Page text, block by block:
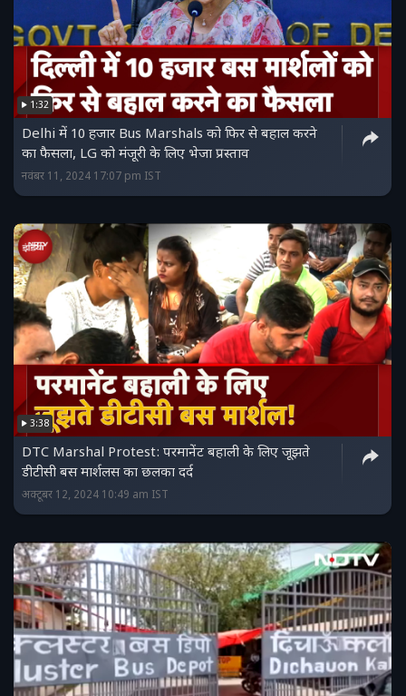
1:32
Delhi में 10 हजार Bus Marshals को फिर से बहाल करने
का फैसला, LG को मंजूरी के लिए भेजा प्रस्ताव
नवंबर 11, 2024 17:07 pm IST
3:38
DTC Marshal Protest: परमानेंट बहाली के लिए जूझते
डीटीसी बस मार्शलस का छलका दर्द
अक्टूबर 12, 2024 10:49 am IST